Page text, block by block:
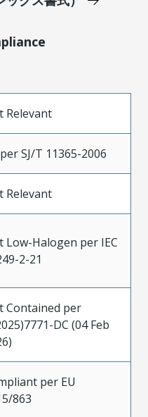
Relevant
per SJ/T 11365-2006
Relevant
Low-Halogen per IEC
2-21
Contained per
DC (04 Feb
per EU
863